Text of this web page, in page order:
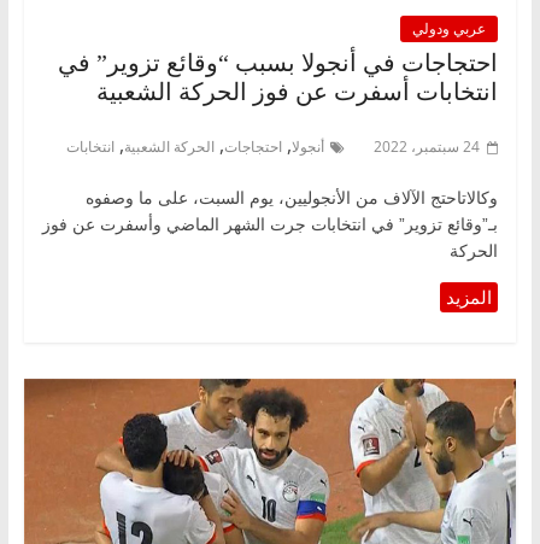
عربي ودولي
احتجاجات في أنجولا بسبب “وقائع تزوير” في
انتخابات أسفرت عن فوز الحركة الشعبية
24 سبتمبر، 2022 أنجولا, احتجاجات, الحركة الشعبية, انتخابات
وكالاتاحتج الآلاف من الأنجوليين، يوم السبت، على ما وصفوه
بـ”وقائع تزوير” في انتخابات جرت الشهر الماضي وأسفرت عن فوز
الحركة